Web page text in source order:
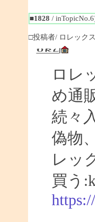
■1828 /
□投稿者/ ロレックス
ロレ
め通
続々
偽物
レッ
買う